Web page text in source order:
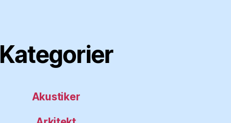
Kategorier
Akustiker